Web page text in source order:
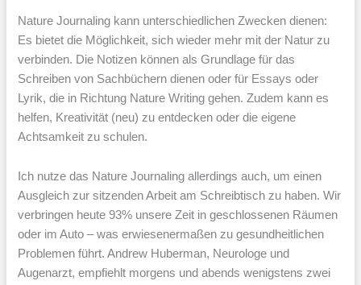
Nature Journaling kann unterschiedlichen Zwecken dienen:
Es bietet die Möglichkeit, sich wieder mehr mit der Natur zu
verbinden. Die Notizen können als Grundlage für das
Schreiben von Sachbüchern dienen oder für Essays oder
Lyrik, die in Richtung Nature Writing gehen. Zudem kann es
helfen, Kreativität (neu) zu entdecken oder die eigene
Achtsamkeit zu schulen.
Ich nutze das Nature Journaling allerdings auch, um einen
Ausgleich zur sitzenden Arbeit am Schreibtisch zu haben. Wir
verbringen heute 93% unsere Zeit in geschlossenen Räumen
oder im Auto – was erwiesenermaßen zu gesundheitlichen
Problemen führt. Andrew Huberman, Neurologe und
Augenarzt, empfiehlt morgens und abends wenigstens zwei